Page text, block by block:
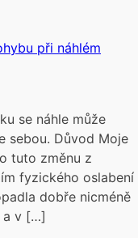
při náhlém
se náhle může
sebou. Důvod Moje
tuto změnu z
fyzického oslabení
dobře nicméně
a v […]